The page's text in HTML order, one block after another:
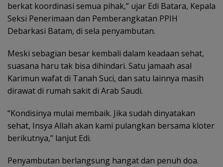
berkat koordinasi semua pihak,” ujar Edi Batara, Kepala
Seksi Penerimaan dan Pemberangkatan PPIH
Debarkasi Batam, di sela penyambutan.
Meski sebagian besar kembali dalam keadaan sehat,
suasana haru tak bisa dihindari. Satu jamaah asal
Karimun wafat di Tanah Suci, dan satu lainnya masih
dirawat di rumah sakit di Arab Saudi.
“Kondisinya mulai membaik. Jika sudah dinyatakan
sehat, Insya Allah akan kami pulangkan bersama kloter
berikutnya,” lanjut Edi.
Penyambutan berlangsung hangat dan penuh doa.